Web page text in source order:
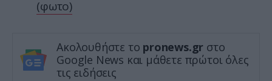
(φωτο)
Ακολουθήστε το pronews.gr στο
Google News και μάθετε πρώτοι όλες
τις ειδήσεις